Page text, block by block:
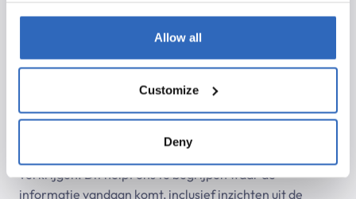
Allow all
Customize
Deny
Polpo te kijken en op te zoeken wat de plannen en de
documenten zijn. Deze tool stelt ons in staat om gericht
onderzoek te doen dankzij de geavanceerde
zoekfuncties die snel en nauwkeurig specifieke
informatie filteren. Een belangrijke functie van Polpo is
de stakeholderanalyse, waarbij we niet alleen betrokken
actoren kunnen identificeren maar ook relevante
informatie over hun deelname aan debatten kunnen
verkrijgen. Dit helpt ons te begrijpen waar de
informatie vandaan komt, inclusief inzichten uit de